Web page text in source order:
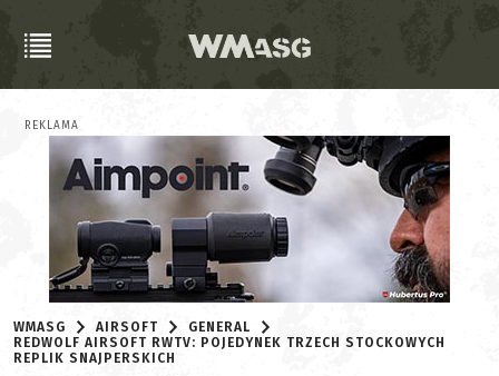
REKLAMA
WMASG AIRSOFT
GENERAL
REDWOLF AIRSOFT RWTV: POJEDYNEK TRZECH STOCKOWYCH
REPLIK SNAJPERSKICH